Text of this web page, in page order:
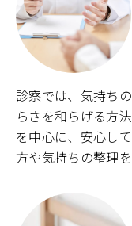
診察では、気持ち
らさを和らげる方
を中心に、安心し
方や気持ちの整理を